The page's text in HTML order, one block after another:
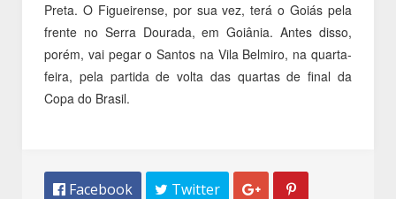
Preta. O Figueirense, por sua vez, terá o Goiás pela
frente no Serra Dourada, em Goiânia. Antes disso,
porém, vai pegar o Santos na Vila Belmiro, na quarta-
feira, pela partida de volta das quartas de final da
Copa do Brasil.
 Facebook  Twitter  